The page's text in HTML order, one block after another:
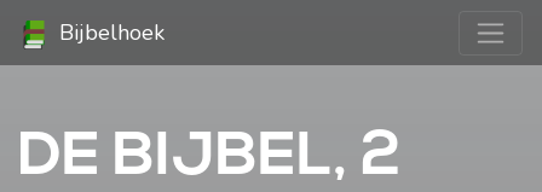
Bijbelhoek
DE BIJBEL, 2